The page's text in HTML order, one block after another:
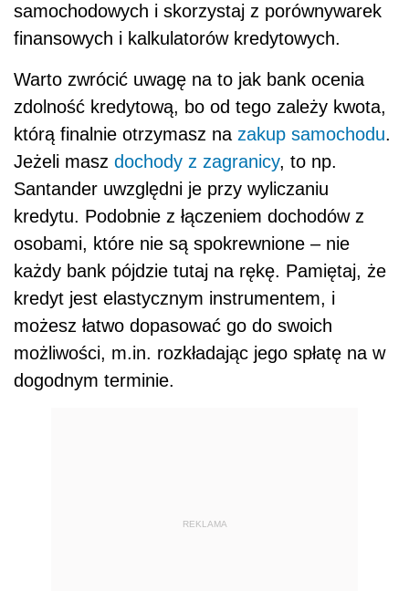
samochodowych i skorzystaj z porównywarek
finansowych i kalkulatorów kredytowych.
Warto zwrócić uwagę na to jak bank ocenia
zdolność kredytową, bo od tego zależy kwota,
którą finalnie otrzymasz na zakup samochodu.
Jeżeli masz dochody z zagranicy, to np.
Santander uwzględni je przy wyliczaniu
kredytu. Podobnie z łączeniem dochodów z
osobami, które nie są spokrewnione – nie
każdy bank pójdzie tutaj na rękę. Pamiętaj, że
kredyt jest elastycznym instrumentem, i
możesz łatwo dopasować go do swoich
możliwości, m.in. rozkładając jego spłatę na w
dogodnym terminie.
REKLAMA